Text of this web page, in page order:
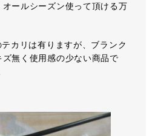
ールシーズン使って頂ける万
カリは有りますが、ブランク
無く使用感の少ない商品で